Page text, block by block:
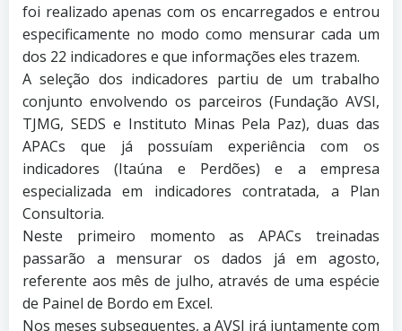
foi realizado apenas com os encarregados e entrou
especificamente no modo como mensurar cada um
dos 22 indicadores e que informações eles trazem.
A seleção dos indicadores partiu de um trabalho
conjunto envolvendo os parceiros (Fundação AVSI,
TJMG, SEDS e Instituto Minas Pela Paz), duas das
APACs que já possuíam experiência com os
indicadores (Itaúna e Perdões) e a empresa
especializada em indicadores contratada, a Plan
Consultoria.
Neste primeiro momento as APACs treinadas
passarão a mensurar os dados já em agosto,
referente aos mês de julho, através de uma espécie
de Painel de Bordo em Excel.
Nos meses subsequentes, a AVSI irá juntamente com